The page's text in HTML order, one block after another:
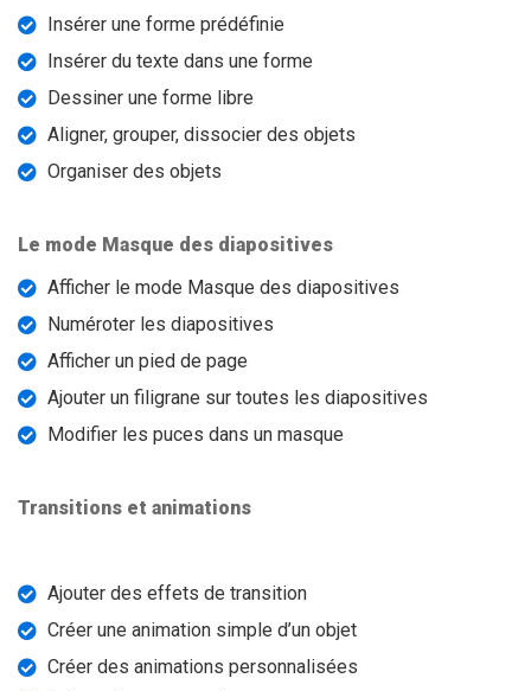
Insérer une forme prédéfinie
Insérer du texte dans une forme
Dessiner une forme libre
Aligner, grouper, dissocier des objets
Organiser des objets
Le mode Masque des diapositives
Afficher le mode Masque des diapositives
Numéroter les diapositives
Afficher un pied de page
Ajouter un filigrane sur toutes les diapositives
Modifier les puces dans un masque
Transitions et animations
Ajouter des effets de transition
Créer une animation simple d’un objet
Créer des animations personnalisées